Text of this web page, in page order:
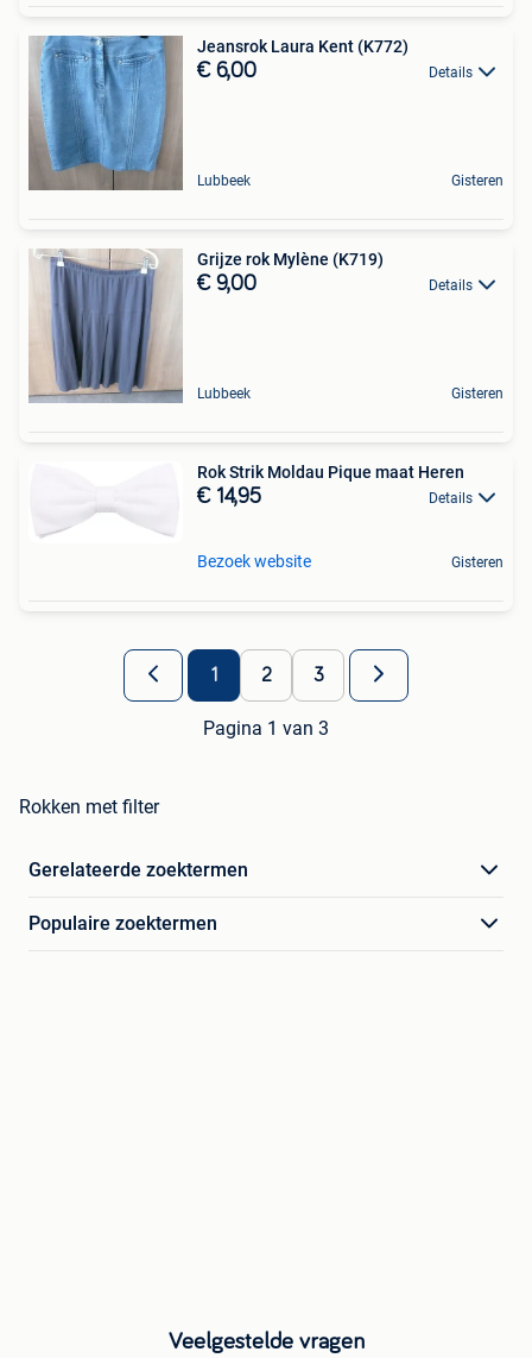
Jeansrok Laura Kent (K772)
€ 6,00 Details
Lubbeek Gisteren
Grijze rok Mylène (K719)
€ 9,00 Details
Lubbeek Gisteren
Rok Strik Moldau Pique maat Heren
€ 14,95 Details
Bezoek website Gisteren
1 2 3
Pagina 1 van 3
Rokken met filter
Gerelateerde zoektermen
Populaire zoektermen
Veelgestelde vragen